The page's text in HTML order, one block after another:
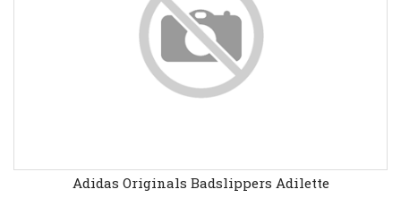
Adidas Originals Badslippers Adilette